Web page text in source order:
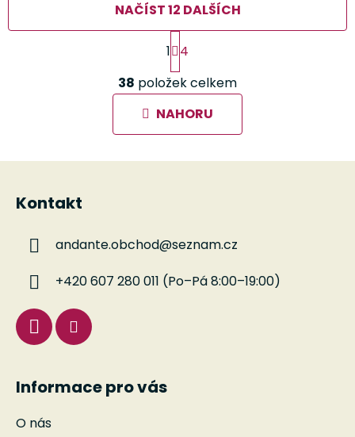
O
v
l
á
d
a
v
y
NAČÍST 12 DALŠÍCH
S
t
r
á
n
k
á
1
4
38 položek celkem
NAHORU
Kontakt
andante.obchod@seznam.cz
+420 607 280 011 (Po–Pá 8:00–19:00)
Informace pro vás
O nás